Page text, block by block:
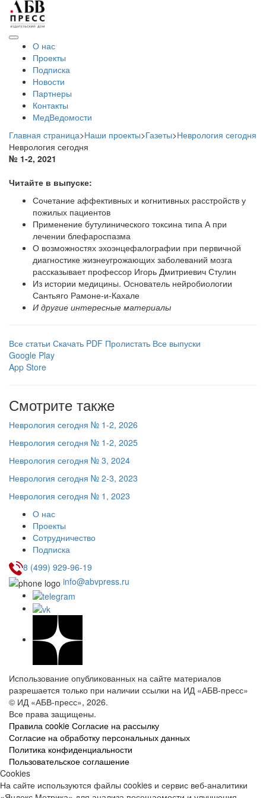
О нас
Проекты
Подписка
Новости
Партнеры
Контакты
МедВедомости
Главная страница>Наши проекты>Газеты>Неврология сегодня
Неврология сегодня
№ 1-2, 2021
Читайте в выпуске:
Сочетание аффективных и когнитивных расстройств у
пожилых пациентов
Применение бутулинического токсина типа А при
лечении блефароспазма
О возможностях эхоэнцефалографии при первичной
диагностике жизнеугрожающих заболеваний мозга
рассказывает профессор Игорь Дмитриевич Стулин
Из истории медицины. Основатель нейробиологии
Сантьяго Рамоне-и-Кахале
И другие интересные материалы
Все статьи Скачать PDF Пролистать Все выпуски
Google Play
App Store
Смотрите также
Неврология сегодня № 1-2, 2026
Неврология сегодня № 1-2, 2025
Неврология сегодня № 3, 2024
Неврология сегодня № 2-3, 2023
Неврология сегодня № 1, 2023
О нас
Проекты
Сотрудничество
Подписка
8 (499) 929-96-19
info@abvpress.ru
Использование опубликованных на сайте материалов
разрешается только при наличии ссылки на ИД «АБВ-пресс»
© ИД «АБВ-пресс», 2026.
Все права защищены.
Правила cookie Согласие на рассылку
Согласие на обработку персональных данных
Политика конфиденциальности
Пользовательское соглашение
Cookies
На сайте используются файлы cookies и сервис веб-аналитики